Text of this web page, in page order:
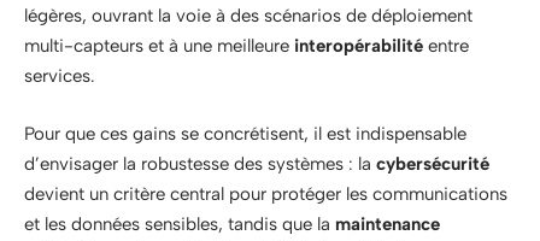
légères, ouvrant la voie à des scénarios de déploiement
multi-capteurs et à une meilleure interopérabilité entre
services.
Pour que ces gains se concrétisent, il est indispensable
d’envisager la robustesse des systèmes : la cybersécurité
devient un critère central pour protéger les communications
et les données sensibles, tandis que la maintenance